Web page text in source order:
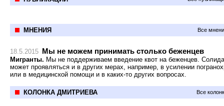
МНЕНИЯ Все
18.5.2015 Мы не можем принимать столько беженцев
Мигранты. Мы не поддерживаем введение квот на беженцев.
может проявляться и в других мерах, например, в усилении
или в медицинской помощи и в каких-то других вопросах.
КОЛОНКА ДМИТРИЕВА Все